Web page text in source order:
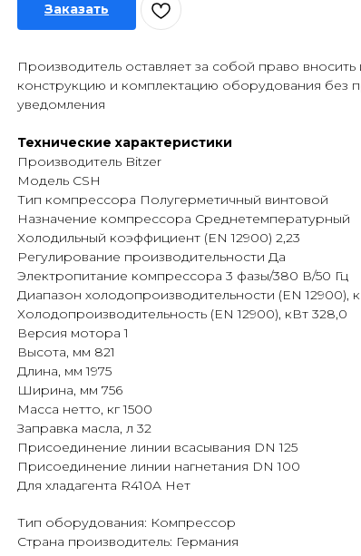
Заказать
Производитель оставляет за собой право вносить
конструкцию и комплектацию оборудования без
уведомления
Технические характеристики
Производитель Bitzer
Модель CSH
Тип компрессора Полугерметичный винтовой
Назначение компрессора Среднетемпературный
Холодильный коэффициент (EN 12900) 2,23
Регулирование производительности Да
Электропитание компрессора 3 фазы/380 В/50 Гц
Диапазон холодопроизводительности (EN 12900),
Холодопроизводительность (EN 12900), кВт 328,0
Версия мотора 1
Высота, мм 821
Длина, мм 1975
Ширина, мм 756
Масса нетто, кг 1500
Заправка масла, л 32
Присоединение линии всасывания DN 125
Присоединение линии нагнетания DN 100
Для хладагента R410A Нет
Тип оборудования: Компрессор
Страна производитель: Германия